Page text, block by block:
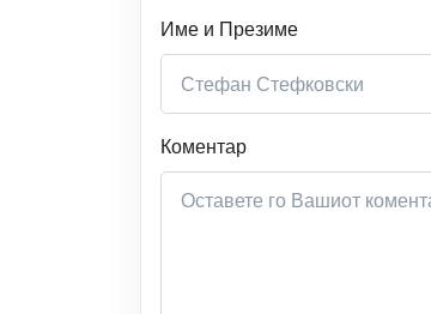
Име и Презиме
Коментар